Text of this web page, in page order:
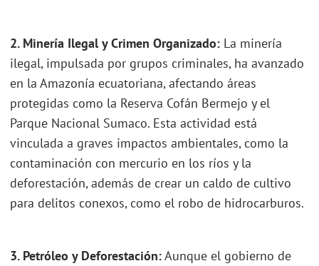
2. Minería Ilegal y Crimen Organizado: La minería
ilegal, impulsada por grupos criminales, ha avanzado
en la Amazonía ecuatoriana, afectando áreas
protegidas como la Reserva Cofán Bermejo y el
Parque Nacional Sumaco. Esta actividad está
vinculada a graves impactos ambientales, como la
contaminación con mercurio en los ríos y la
deforestación, además de crear un caldo de cultivo
para delitos conexos, como el robo de hidrocarburos.
3. Petróleo y Deforestación:Aunque el gobierno de